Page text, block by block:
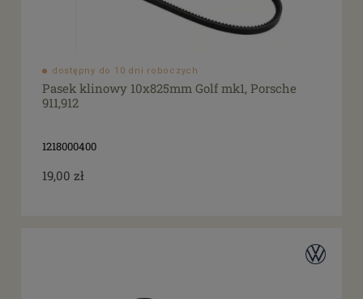
dostępny do 10 dni roboczych
Pasek klinowy 10x825mm Golf mk1, Porsche
911,912
1218000400
19,00 zł